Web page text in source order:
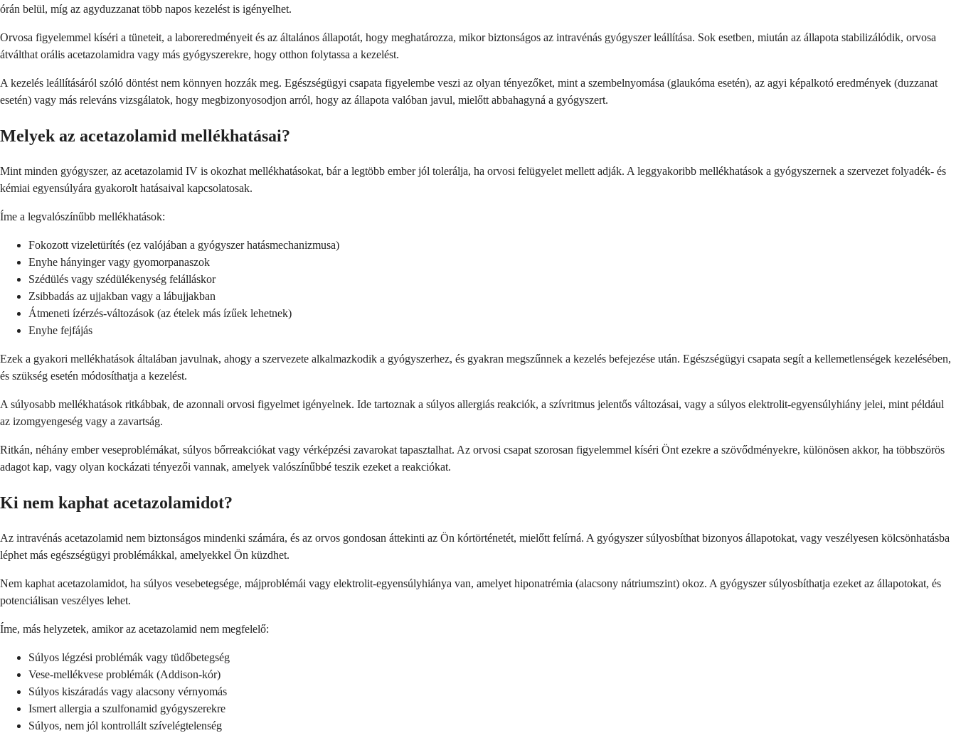
órán belül, míg az agyduzzanat több napos kezelést is igényelhet.
Orvosa figyelemmel kíséri a tüneteit, a laboreredményeit és az általános állapotát, hogy meghatározza, mikor biztonságos az intravénás gyógyszer leállítása. Sok esetben, miután az állapota stabilizálódik, orvosa
átválthat orális acetazolamidra vagy más gyógyszerekre, hogy otthon folytassa a kezelést.
A kezelés leállításáról szóló döntést nem könnyen hozzák meg. Egészségügyi csapata figyelembe veszi az olyan tényezőket, mint a szembelnyomása (glaukóma esetén), az agyi képalkotó eredmények (duzzanat
esetén) vagy más releváns vizsgálatok, hogy megbizonyosodjon arról, hogy az állapota valóban javul, mielőtt abbahagyná a gyógyszert.
Melyek az acetazolamid mellékhatásai?
Mint minden gyógyszer, az acetazolamid IV is okozhat mellékhatásokat, bár a legtöbb ember jól tolerálja, ha orvosi felügyelet mellett adják. A leggyakoribb mellékhatások a gyógyszernek a szervezet folyadék- és
kémiai egyensúlyára gyakorolt hatásaival kapcsolatosak.
Íme a legvalószínűbb mellékhatások:
Fokozott vizeletürítés (ez valójában a gyógyszer hatásmechanizmusa)
Enyhe hányinger vagy gyomorpanaszok
Szédülés vagy szédülékenység felálláskor
Zsibbadás az ujjakban vagy a lábujjakban
Átmeneti ízérzés-változások (az ételek más ízűek lehetnek)
Enyhe fejfájás
Ezek a gyakori mellékhatások általában javulnak, ahogy a szervezete alkalmazkodik a gyógyszerhez, és gyakran megszűnnek a kezelés befejezése után. Egészségügyi csapata segít a kellemetlenségek kezelésében,
és szükség esetén módosíthatja a kezelést.
A súlyosabb mellékhatások ritkábbak, de azonnali orvosi figyelmet igényelnek. Ide tartoznak a súlyos allergiás reakciók, a szívritmus jelentős változásai, vagy a súlyos elektrolit-egyensúlyhiány jelei, mint például
az izomgyengeség vagy a zavartság.
Ritkán, néhány ember veseproblémákat, súlyos bőrreakciókat vagy vérképzési zavarokat tapasztalhat. Az orvosi csapat szorosan figyelemmel kíséri Önt ezekre a szövődményekre, különösen akkor, ha többszörös
adagot kap, vagy olyan kockázati tényezői vannak, amelyek valószínűbbé teszik ezeket a reakciókat.
Ki nem kaphat acetazolamidot?
Az intravénás acetazolamid nem biztonságos mindenki számára, és az orvos gondosan áttekinti az Ön kórtörténetét, mielőtt felírná. A gyógyszer súlyosbíthat bizonyos állapotokat, vagy veszélyesen kölcsönhatásba
léphet más egészségügyi problémákkal, amelyekkel Ön küzdhet.
Nem kaphat acetazolamidot, ha súlyos vesebetegsége, májproblémái vagy elektrolit-egyensúlyhiánya van, amelyet hiponatrémia (alacsony nátriumszint) okoz. A gyógyszer súlyosbíthatja ezeket az állapotokat, és
potenciálisan veszélyes lehet.
Íme, más helyzetek, amikor az acetazolamid nem megfelelő:
Súlyos légzési problémák vagy tüdőbetegség
Vese-mellékvese problémák (Addison-kór)
Súlyos kiszáradás vagy alacsony vérnyomás
Ismert allergia a szulfonamid gyógyszerekre
Súlyos, nem jól kontrollált szívelégtelenség